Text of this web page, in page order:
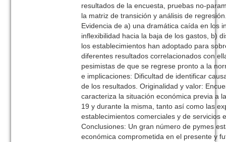
resultados de la encuesta, pruebas no-
la matriz de transición y análisis de
Evidencia de a) una dramática caída en los
inflexibilidad hacia la baja de los gastos, b)
los establecimientos han adoptado para
diferentes resultados correlacionados con
pesimistas de que se regrese pronto a la
e implicaciones: Dificultad de identificar
de los resultados. Originalidad y valor:
caracteriza la situación económica previa a
19 y durante la misma, tanto así como las
establecimientos comerciales y de servicios
Conclusiones: Un gran número de pymes
económica comprometida en el presente y